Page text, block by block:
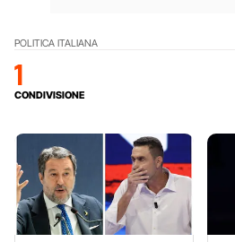
POLITICA ITALIANA
1
CONDIVISIONE